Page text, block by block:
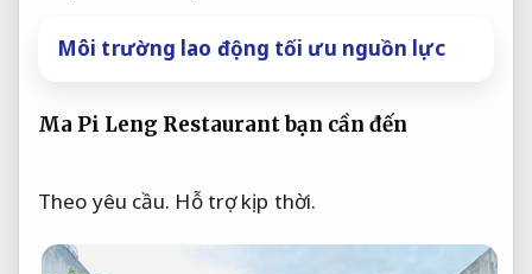
Môi trường lao động tối ưu nguồn lực
Ma Pi Leng Restaurant bạn cần đến
Theo yêu cầu. Hỗ trợ kịp thời.